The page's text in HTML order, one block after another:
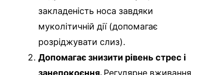
закладеність носа завдяки
муколітичній дії (допомагає
розріджувати слиз).
Допомагає знизити рівень стрес і
занепокоєння. Регулярне вживання